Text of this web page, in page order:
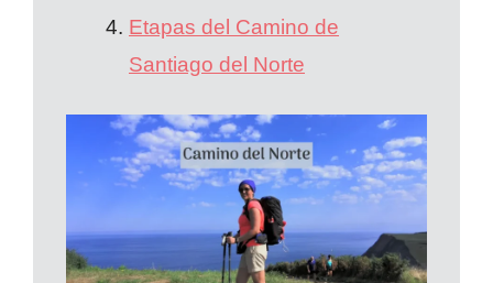
Etapas del Camino de
Santiago del Norte